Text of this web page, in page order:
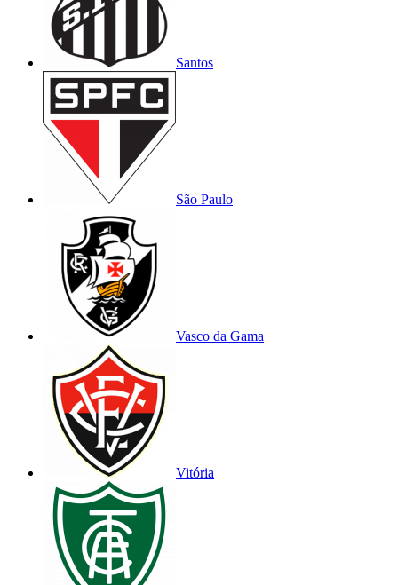
Santos
São Paulo
Vasco da Gama
Vitória